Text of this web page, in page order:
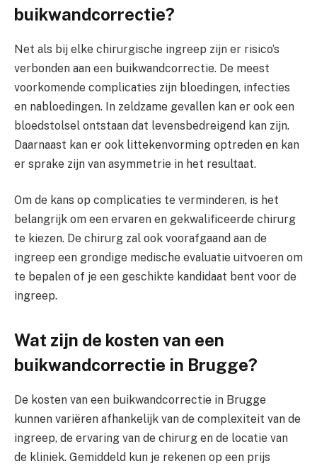
buikwandcorrectie?
Net als bij elke chirurgische ingreep zijn er risico’s
verbonden aan een buikwandcorrectie. De meest
voorkomende complicaties zijn bloedingen, infecties
en nabloedingen. In zeldzame gevallen kan er ook een
bloedstolsel ontstaan dat levensbedreigend kan zijn.
Daarnaast kan er ook littekenvorming optreden en kan
er sprake zijn van asymmetrie in het resultaat.
Om de kans op complicaties te verminderen, is het
belangrijk om een ervaren en gekwalificeerde chirurg
te kiezen. De chirurg zal ook voorafgaand aan de
ingreep een grondige medische evaluatie uitvoeren om
te bepalen of je een geschikte kandidaat bent voor de
ingreep.
Wat zijn de kosten van een
buikwandcorrectie in Brugge?
De kosten van een buikwandcorrectie in Brugge
kunnen variëren afhankelijk van de complexiteit van de
ingreep, de ervaring van de chirurg en de locatie van
de kliniek. Gemiddeld kun je rekenen op een prijs